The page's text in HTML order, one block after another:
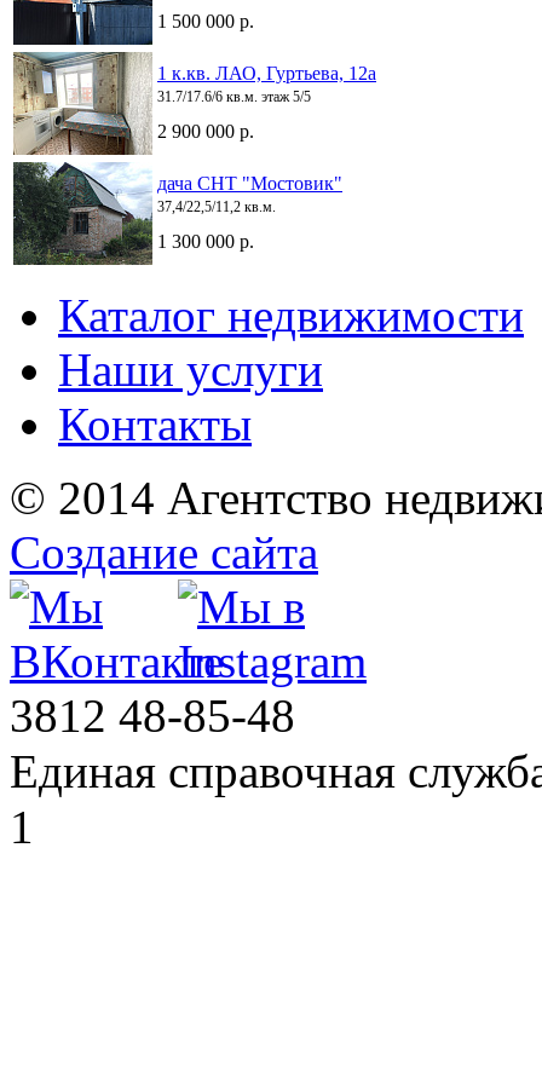
1 500 000 р.
1 к.кв. ЛАО, Гуртьева, 12а
31.7/17.6/6 кв.м. этаж 5/5
2 900 000 р.
дача СНТ "Мостовик"
37,4/22,5/11,2 кв.м.
1 300 000 р.
Каталог недвижимости
Наши услуги
Контакты
© 2014 Агентство
Создание сайта
3812 48-85-48
Единая справочная
1